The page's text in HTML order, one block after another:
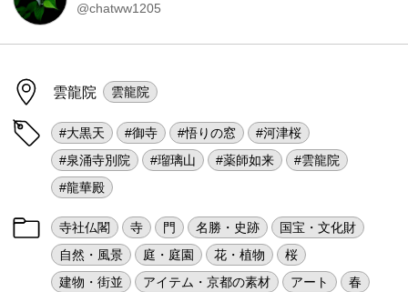
@chatww1205
雲龍院 雲龍院
#大黒天 #御寺 #悟りの窓
#河津桜
#泉涌寺別院
#瑠璃山 #薬師如来
#雲龍院
#龍華殿
寺社仏閣 寺 門 名勝・史跡
国宝・文化財
自然・風景
庭・庭園 花・植物
桜
建物・街並
アイテム・京都の素材 アート
春